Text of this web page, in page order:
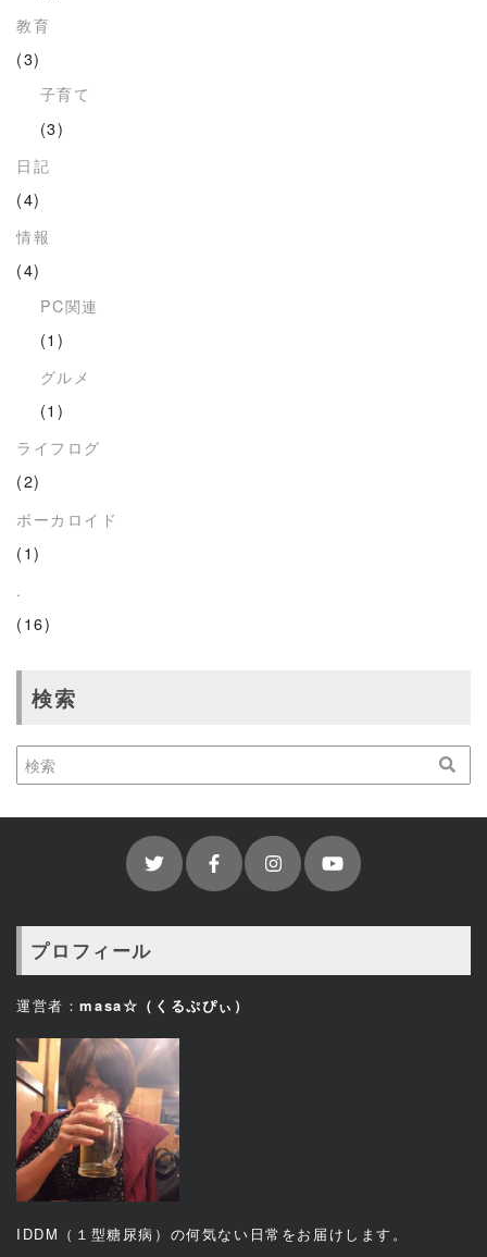
教育
(3)
子育て
(3)
日記
(4)
情報
(4)
PC関連
(1)
グルメ
(1)
ライフログ
(2)
ボーカロイド
(1)
.
(16)
検索
プロフィール
運営者：masa☆（くるぷぴぃ）
IDDM（１型糖尿病）の何気ない日常をお届けします。